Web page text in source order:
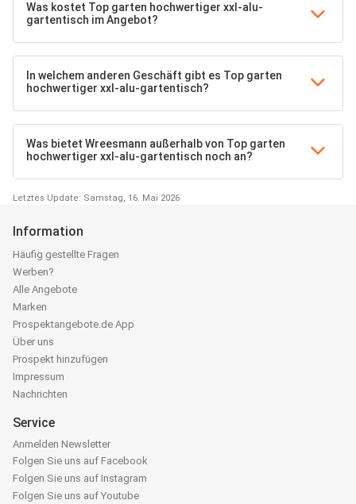
Was kostet Top garten hochwertiger xxl-alu-
gartentisch im Angebot?
In welchem anderen Geschäft gibt es Top garten
hochwertiger xxl-alu-gartentisch?
Was bietet Wreesmann außerhalb von Top garten
hochwertiger xxl-alu-gartentisch noch an?
Letztes Update: Samstag, 16. Mai 2026
Information
Häufig gestellte Fragen
Werben?
Alle Angebote
Marken
Prospektangebote.de App
Über uns
Prospekt hinzufügen
Impressum
Nachrichten
Service
Anmelden Newsletter
Folgen Sie uns auf Facebook
Folgen Sie uns auf Instagram
Folgen Sie uns auf Youtube